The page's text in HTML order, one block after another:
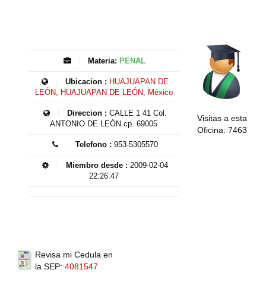
Materia: PENAL
Ubicacion : HUAJUAPAN DE
LEÓN, HUAJUAPAN DE LEÓN, México
Direccion : CALLE 1 41 Col.
ANTONIO DE LEÓN cp. 69005
Telefono : 953-5305570
Miembro desde : 2009-02-04
22:26:47
Visitas a esta
Oficina: 7463
Revisa mi Cedula en
la SEP: 4081547